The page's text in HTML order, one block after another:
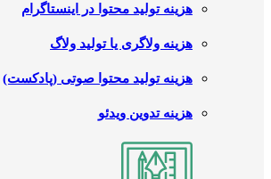
هزینه تولید محتوا در اینستاگرام
هزینه ولاگری یا تولید ولاگ
هزینه تولید محتوا صوتی (پادکست)
هزینه تدوین ویدئو